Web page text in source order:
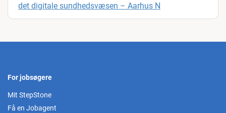
det digitale sundhedsvæsen – Aarhus N
For jobsøgere
Mit StepStone
Få en Jobagent